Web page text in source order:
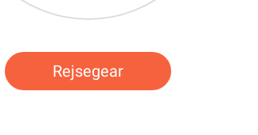
Rejsegear